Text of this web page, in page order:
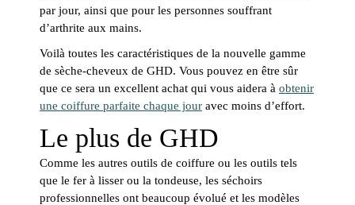
par jour, ainsi que pour les personnes souffrant
d’arthrite aux mains.
Voilà toutes les caractéristiques de la nouvelle gamme
de sèche-cheveux de GHD. Vous pouvez en être sûr
que ce sera un excellent achat qui vous aidera à obtenir
une coiffure parfaite chaque jour avec moins d’effort.
Le plus de GHD
Comme les autres outils de coiffure ou les outils tels
que le fer à lisser ou la tondeuse, les séchoirs
professionnelles ont beaucoup évolué et les modèles